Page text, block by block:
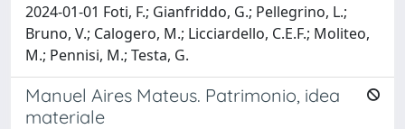
2024-01-01 Foti, F.; Gianfriddo, G.; Pellegrino, L.;
Bruno, V.; Calogero, M.; Licciardello, C.E.F.; Moliteo,
M.; Pennisi, M.; Testa, G.
Manuel Aires Mateus. Patrimonio, idea
materiale